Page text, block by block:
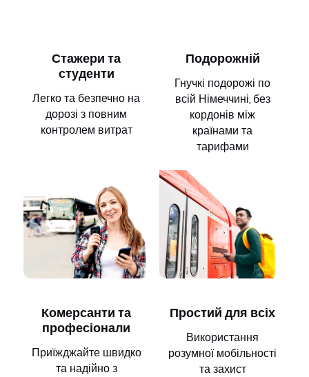
Стажери та
студенти
Легко та безпечно на
дорозі з повним
контролем витрат
Комерсанти та
професіонали
Приїжджайте швидко
та надійно з
Подорожній
Гнучкі подорожі по
всій Німеччині, без
кордонів між
країнами та
тарифами
Простий для всіх
Використання
розумної мобільності
та захист